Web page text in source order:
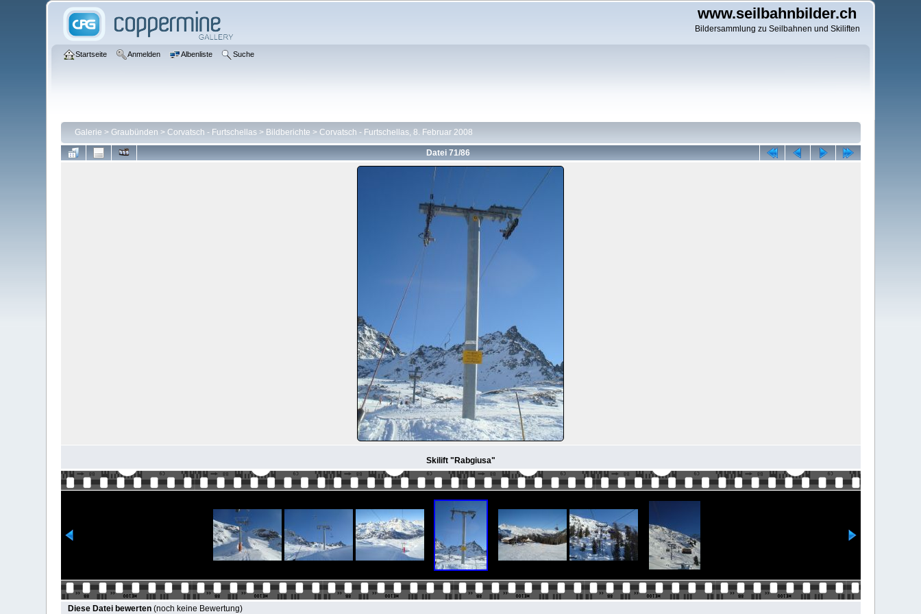
www.seilbahnbilder.ch
Bildersammlung zu Seilbahnen und Skiliften
Startseite Anmelden Albenliste Suche
Galerie > Graubünden > Corvatsch - Furtschellas> Bildberichte > Corvatsch - Furtschellas, 8. Februar 2008
Datei 71/86
Skilift "Rabgiusa"
Diese Datei bewerten(noch keine Bewertung)